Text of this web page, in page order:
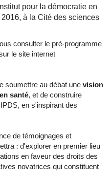
pour la démocratie en
à la Cité des sciences
consulter le pré-programme
le site internet
soumettre au débat une vision
santé, et de construire
en s'inspirant des
de témoignages et
: d'explorer en premier lieu
en faveur des droits des
novatrices qui constituent